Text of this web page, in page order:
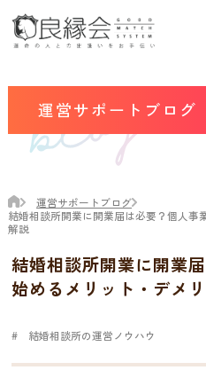
運営サポートブログ
運営サポートブログ
結婚相談所開業に開業届は必要？個人事
解説
結婚相談所開業に開業
始めるメリット・デメ
結婚相談所の運営ノウハウ